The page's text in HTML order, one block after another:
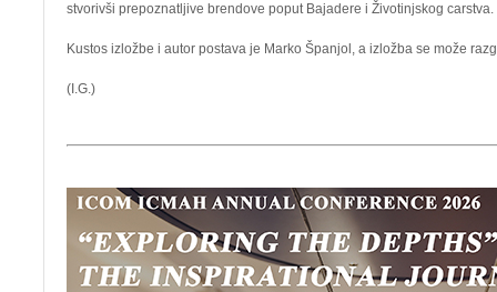
stvorivši prepoznatljive brendove poput Bajadere i Životinjskog carstva.
Kustos izložbe i autor postava je Marko Španjol, a izložba se može
(I.G.)